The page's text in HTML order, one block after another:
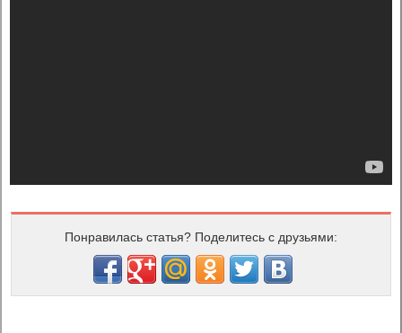
Понравилась статья? Поделитесь с друзьями: